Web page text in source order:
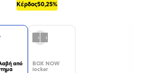
Κέρδος50,25%
από
BOX NOW
locker